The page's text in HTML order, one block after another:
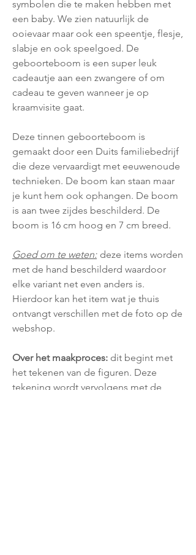
symbolen die te maken hebben met
een baby. We zien natuurlijk de
ooievaar maar ook een speentje, flesje,
slabje en ook speelgoed. De
geboorteboom is een super leuk
cadeautje aan een zwangere of om
cadeau te geven wanneer je op
kraamvisite gaat.
Deze tinnen geboorteboom is
gemaakt door een Duits familiebedrijf
die deze vervaardigt met eeuwenoude
technieken. De boom kan staan maar
je kunt hem ook ophangen. De boom
is aan twee zijdes beschilderd. De
boom is 16 cm hoog en 7 cm breed.
Goed om te weten: deze items worden
met de hand beschilderd waardoor
elke variant net even anders is.
Hierdoor kan het item wat je thuis
ontvangt verschillen met de foto op de
webshop.
Over het maakproces: dit begint met
het tekenen van de figuren. Deze
tekening wordt vervolgens met de